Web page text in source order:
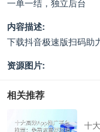
一单一结，独立后台
内容描述:
下载抖音极速版扫码助
资源图片:
相关推荐
十